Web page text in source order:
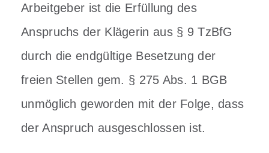
Arbeitgeber ist die Erfüllung des
Anspruchs der Klägerin aus § 9 TzBfG
durch die endgültige Besetzung der
freien Stellen gem. § 275 Abs. 1 BGB
unmöglich geworden mit der Folge, dass
der Anspruch ausgeschlossen ist.